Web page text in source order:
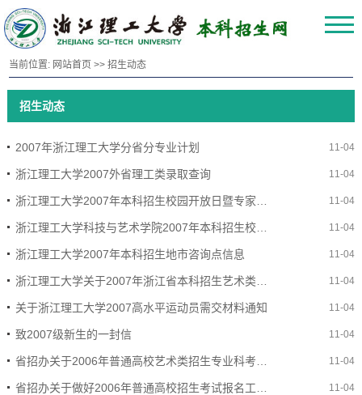
当前位置: 网站首页 >>招生动态
招生动态
2007年浙江理工大学分省分专业计划 11-04
浙江理工大学2007外省理工类录取查询 11-04
11-04
浙江理工大学科技与艺术学院2007年本科招生校园开放日暨专家咨询会注意事项 11-04
浙江理工大学2007年本科招生地市咨询点信息 11-04
11-04
关于浙江理工大学2007高水平运动员需交材料通知 11-04
致2007级新生的一封信 11-04
11-04
11-04